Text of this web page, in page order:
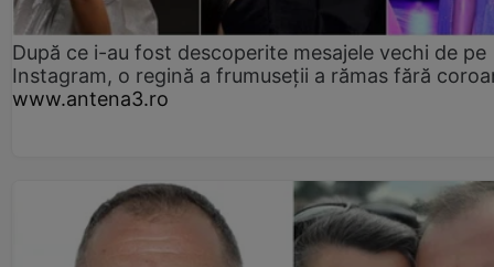
După ce i-au fost descoperite mesajele vechi de pe
Instagram, o regină a frumuseții a rămas fără
www.antena3.ro